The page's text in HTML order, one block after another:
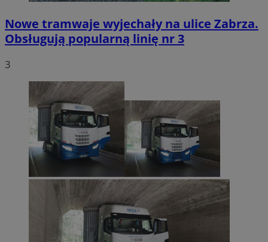
Nowe tramwaje wyjechały na ulice Zabrza.
Obsługują popularną linię nr 3
3